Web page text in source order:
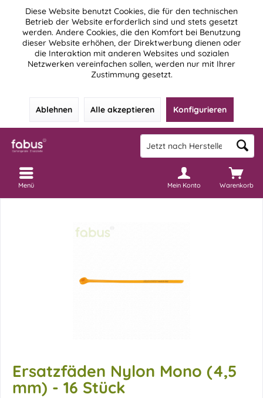
Diese Website benutzt Cookies, die für den technischen
Betrieb der Website erforderlich sind und stets gesetzt
werden. Andere Cookies, die den Komfort bei Benutzung
dieser Website erhöhen, der Direktwerbung dienen oder
die Interaktion mit anderen Websites und sozialen
Netzwerken vereinfachen sollen, werden nur mit Ihrer
Zustimmung gesetzt.
Ablehnen Alle akzeptieren Konfigurieren
Warenkorb
Mein Konto
Menü
Ersatzfäden Nylon Mono (4,5
mm) - 16 Stück